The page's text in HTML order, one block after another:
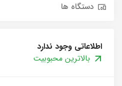
دستگاه ها
اطلاعاتی وجود ندارد
بالاترین محبوبیت